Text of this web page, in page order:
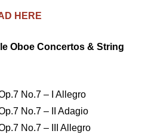
HERE
Oboe Concertos & String
No.7 – I Allegro
No.7 – II Adagio
No.7 – III Allegro